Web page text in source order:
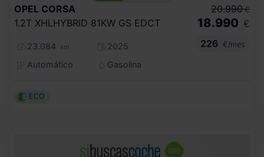
OPEL CORSA
1.2T XHLHYBRID 81KW GS EDCT
23.084 km
2025
Automático
Gasolina
20.990 €
18.990 €
226
€/mes
ECO